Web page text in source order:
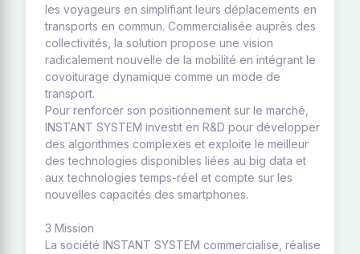
les voyageurs en simplifiant leurs déplacements en
transports en commun. Commercialisée auprès des
collectivités, la solution propose une vision
radicalement nouvelle de la mobilité en intégrant le
covoiturage dynamique comme un mode de
transport.
Pour renforcer son positionnement sur le marché,
INSTANT SYSTEM investit en R&D pour développer
des algorithmes complexes et exploite le meilleur
des technologies disponibles liées au big data et
aux technologies temps-réel et compte sur les
nouvelles capacités des smartphones.
3 Mission
La société INSTANT SYSTEM commercialise, réalise